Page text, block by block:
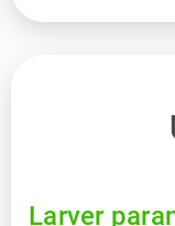
Larver